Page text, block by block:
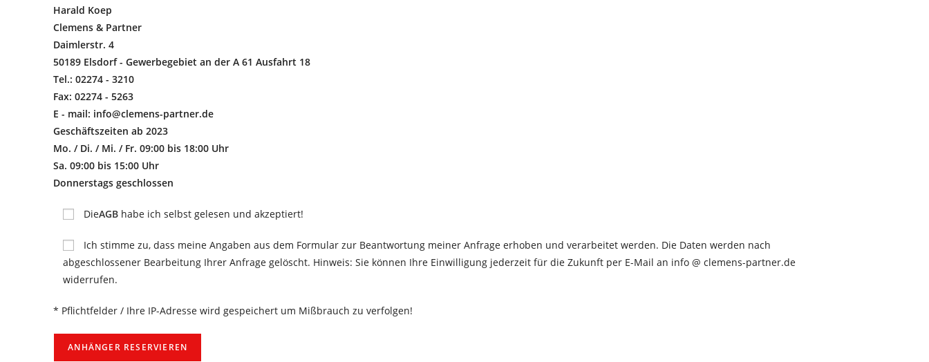
Harald Koep
Clemens & Partner
Daimlerstr. 4
50189 Elsdorf - Gewerbegebiet an der A 61 Ausfahrt 18
Tel.: 02274 - 3210
Fax: 02274 - 5263
E - mail: info@clemens-partner.de
Geschäftszeiten ab 2023
Mo. / Di. / Mi. / Fr. 09:00 bis 18:00 Uhr
Sa. 09:00 bis 15:00 Uhr
Donnerstags geschlossen
DieAGB habe ich selbst gelesen und akzeptiert!
Ich stimme zu, dass meine Angaben aus dem Formular zur Beantwortung meiner Anfrage erhoben und verarbeitet werden. Die Daten werden nach
abgeschlossener Bearbeitung Ihrer Anfrage gelöscht. Hinweis: Sie können Ihre Einwilligung jederzeit für die Zukunft per E-Mail an info @ clemens-partner.de
widerrufen.
* Pflichtfelder / Ihre IP-Adresse wird gespeichert um Mißbrauch zu verfolgen!